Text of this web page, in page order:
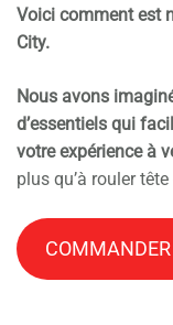
Voici comment est
City.
Nous avons
d’essentiels qui
votre expérience à
plus qu’à rouler